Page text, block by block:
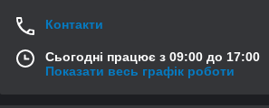
Контакти
Сьогодні працює з 09:00 до 17:00
Показати весь графік роботи